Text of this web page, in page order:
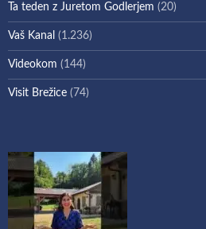
Ta teden z Juretom Godlerjem (20)
Vaš Kanal (1.236)
Videokom (144)
Visit Brežice (74)